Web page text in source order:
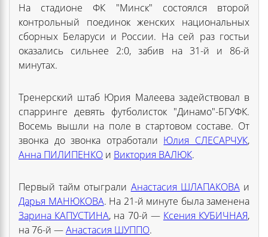
На стадионе ФК "Минск" состоялся второй
контрольный поединок женских национальных
сборных Беларуси и России. На сей раз гостьи
оказались сильнее 2:0, забив на 31-й и 86-й
минутах.
Тренерский штаб Юрия Малеева задействовал в
спарринге девять футболисток "Динамо"-БГУФК.
Восемь вышли на поле в стартовом составе. От
звонка до звонка отработали Юлия СЛЕСАРЧУК,
Анна ПИЛИПЕНКО и Виктория ВАЛЮК.
Первый тайм отыграли Анастасия ШЛАПАКОВАи
Дарья МАНЮКОВА. На 21-й минуте была заменена
Зарина КАПУСТИНА, на 70-й — Ксения КУБИЧНАЯ,
на 76-й —Анастасия ШУППО.